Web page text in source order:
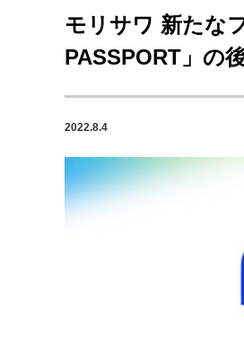
カテゴリー一覧
新商品 新製品 ＡＩ・デ
特集記事カテゴリー一覧
案内
JFPI印刷用
モリサワ 新たな
PASSPORT」の
2022.8.4